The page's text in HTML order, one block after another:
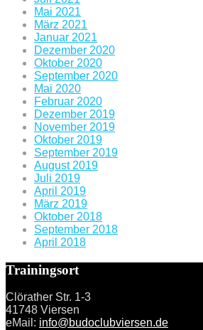
Mai 2021
März 2021
Januar 2021
Dezember 2020
Oktober 2020
September 2020
Mai 2020
Februar 2020
Dezember 2019
November 2019
Oktober 2019
September 2019
August 2019
Juli 2019
April 2019
März 2019
Oktober 2018
September 2018
April 2018
Trainingsort
Clörather Str. 1-3
41748 Viersen
eMail: info@budoclubviersen.de